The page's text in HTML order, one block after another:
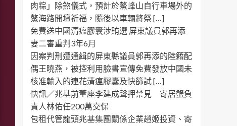
肉粽」除煞儀式，預計於鰲峰山自行車場外的
鰲海路開壇祈福，隨後以車輛將祭 […]
免費送中國清瘟膠囊涉賄選 屏東議員郭再添
妻二審重判3年6月
因案判刑遭通緝的屏東縣議員郭再添的陸籍配
偶王曉燕，被控利用臉書宣傳免費發放中國未
核准輸入的連花清瘟膠囊及快篩試 […]
快訊／兆基前董座李建成聲押禁見 寄居蟹負
責人林佑任200萬交保
包租代管龍頭兆基集團關係企業趙姬投資、寄